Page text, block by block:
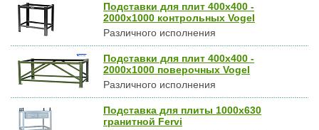
Подставки для плит 400х400 -
2000х1000 контрольных Vogel
Различного исполнения
Подставки для плит 400х400 -
2000х1000 поверочных Vogel
Различного исполнения
Подставка для плиты 1000х630
гранитной Fervi